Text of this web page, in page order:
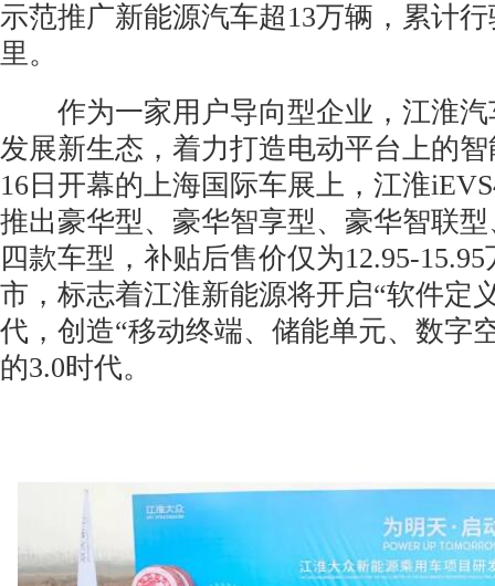
示范推广新能源汽车超13万辆，累计
里。
作为一家用户导向型企业，江淮汽
发展新生态，着力打造电动平台上的
16日开幕的上海国际车展上，江淮
推出豪华型、豪华智享型、豪华智联
四款车型，补贴后售价仅为12.95-
市，标志着江淮新能源将开启“软件定
代，创造“移动终端、储能单元、数字
的3.0时代。